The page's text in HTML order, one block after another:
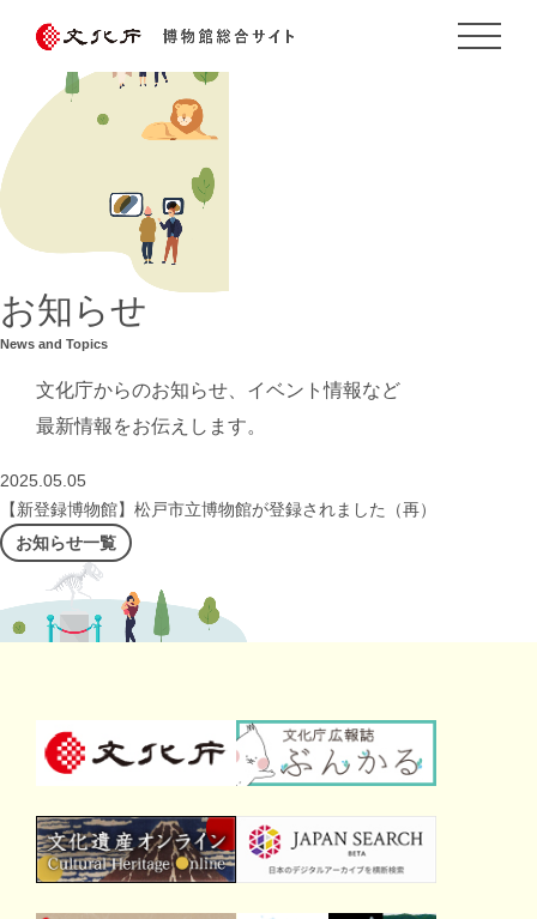
お知らせ
News and Topics
文化庁からのお知らせ、イベント情報など
最新情報をお伝えします。
2025.05.05
【新登録博物館】松戸市立博物館が登録されました（再）
お知らせ一覧